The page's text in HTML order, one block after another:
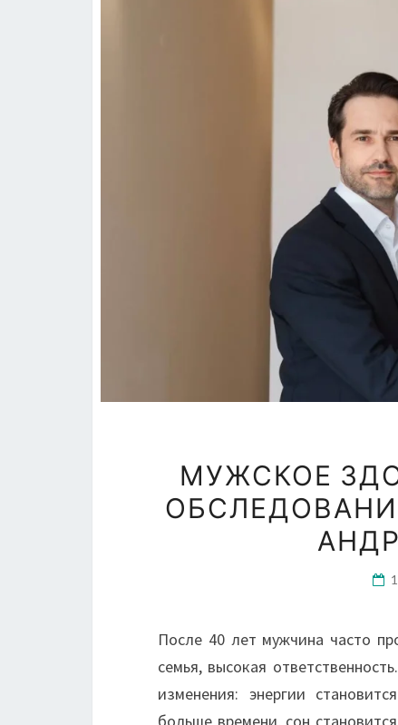
МУЖСКОЕ
После 40 лет мужчина часто
семья, высокая
изменения: энергии